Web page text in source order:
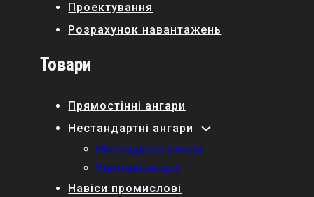
Проектування
Розрахунок навантажень
Товари
Прямостінні ангари
Нестандартні ангари
Нестандартні ангари
Утеплені ангари
Навіси промислові